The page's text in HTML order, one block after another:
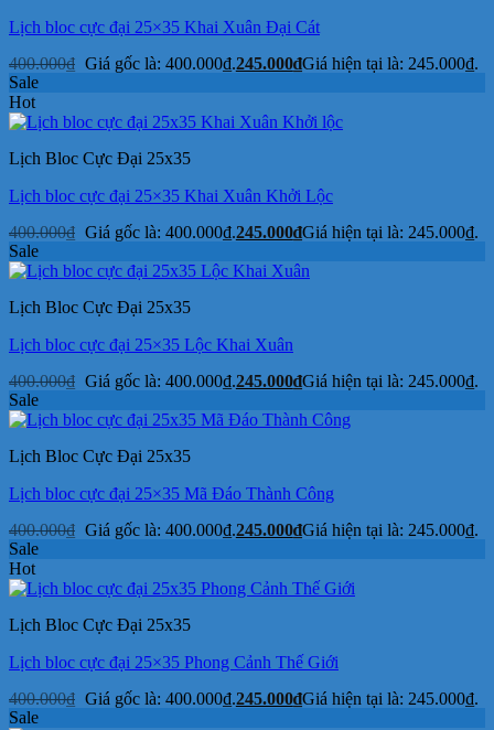
Lịch bloc cực đại 25×35 Khai Xuân Đại Cát
400.000₫ Giá gốc là: 400.000₫.245.000₫Giá hiện tại là: 245.000₫.
Sale
Hot
Lịch Bloc Cực Đại 25x35
Lịch bloc cực đại 25×35 Khai Xuân Khởi Lộc
400.000₫ Giá gốc là: 400.000₫.245.000₫Giá hiện tại là: 245.000₫.
Sale
Lịch Bloc Cực Đại 25x35
Lịch bloc cực đại 25×35 Lộc Khai Xuân
400.000₫ Giá gốc là: 400.000₫.245.000₫Giá hiện tại là: 245.000₫.
Sale
Lịch Bloc Cực Đại 25x35
Lịch bloc cực đại 25×35 Mã Đáo Thành Công
400.000₫ Giá gốc là: 400.000₫.245.000₫Giá hiện tại là: 245.000₫.
Sale
Hot
Lịch Bloc Cực Đại 25x35
Lịch bloc cực đại 25×35 Phong Cảnh Thế Giới
400.000₫ Giá gốc là: 400.000₫.245.000₫Giá hiện tại là: 245.000₫.
Sale